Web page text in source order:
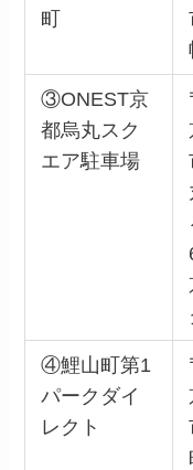
町
③ONEST京
都烏丸スク
エア駐車場
④鯉山町第1
パークダイ
レクト